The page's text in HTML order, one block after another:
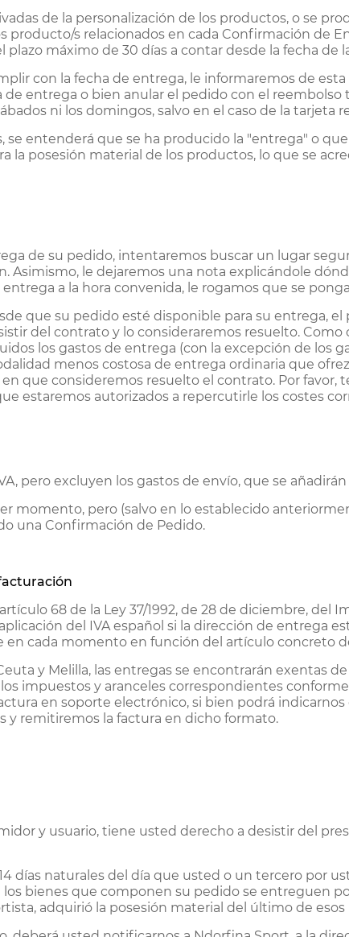
de la personalización de los productos, o se
producto/s relacionados en cada Confirmación de
plazo máximo de 30 días a contar desde la fecha de
con la fecha de entrega, le informaremos de
entrega o bien anular el pedido con el
ni los domingos, salvo en el caso de la
se entenderá que se ha producido la "entrega" o
la posesión material de los productos, lo que se
de su pedido, intentaremos buscar un lugar
Asimismo, le dejaremos una nota explicándole
a la hora convenida, le rogamos que se
que su pedido esté disponible para su entrega,
del contrato y lo consideraremos resuelto.
los gastos de entrega (con la excepción de los
menos costosa de entrega ordinaria que
que consideremos resuelto el contrato. Por
estaremos autorizados a repercutirle los costes
pero excluyen los gastos de envío, que se
momento, pero (salvo en lo establecido
una Confirmación de Pedido.
68 de la Ley 37/1992, de 28 de diciembre, del
del IVA español si la dirección de entrega
en cada momento en función del artículo concreto
y Melilla, las entregas se encontrarán exentas
los impuestos y aranceles correspondientes
en soporte electrónico, si bien podrá
y remitiremos la factura en dicho formato.
y usuario, tiene usted derecho a desistir del
días naturales del día que usted o un tercero por
bienes que componen su pedido se entreguen
adquirió la posesión material del último de esos